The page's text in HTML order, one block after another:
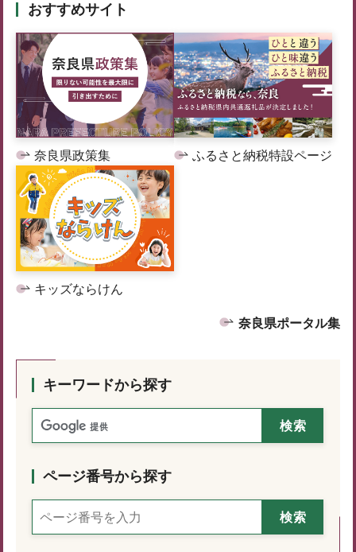
おすすめサイト
奈良県政策集 ふるさと納税特設ページ
キッズならけん
奈良県ポータル集
キーワードから探す
ページ番号から探す